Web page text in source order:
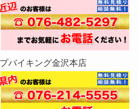
バイキング金沢本店